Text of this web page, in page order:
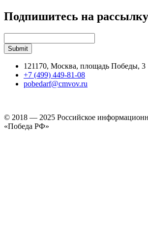
Подпишитесь на рассылку
121170, Москва, площадь Победы, 3
+7 (499) 449-81-08
pobedarf@cmvov.ru
© 2018 — 2025 Российское
«Победа РФ»